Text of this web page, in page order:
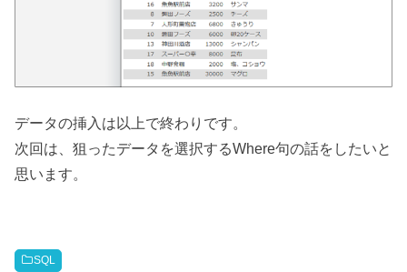
データの挿入は以上で終わりです。
次回は、狙ったデータを選択するWhere句の話をしたいと
思います。
SQL